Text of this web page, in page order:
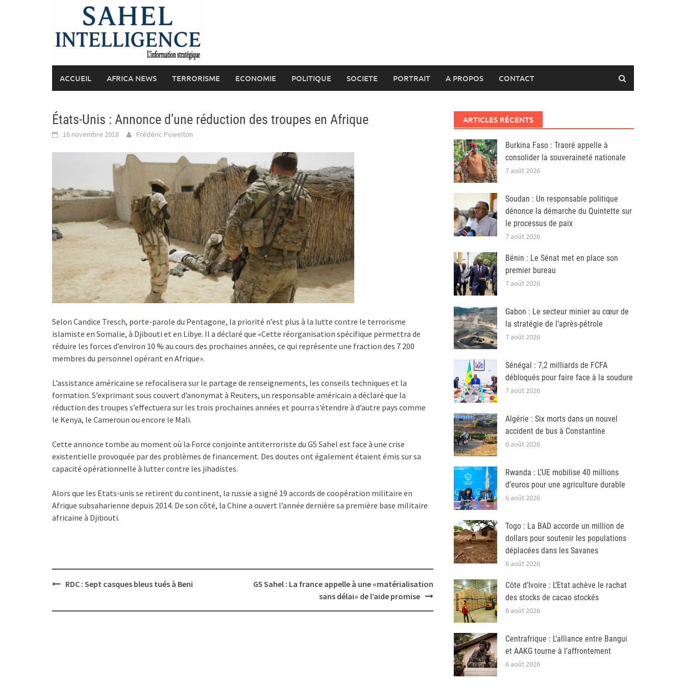
ACCUEIL AFRICA NEWS TERRORISME ECONOMIE POLITIQUE SOCIETE PORTRAIT A PROPOS CONTACT
États-Unis : Annonce d’une réduction des troupes en Afrique
16 novembre 2018 Frédéric Powelton
Selon Candice Tresch, porte-parole du Pentagone, la priorité n’est plus à la lutte contre le terrorisme
islamiste en Somalie, à Djibouti et en Libye. Il a déclaré que «Cette réorganisation spécifique permettra de
réduire les forces d’environ 10 % au cours des prochaines années, ce qui représente une fraction des 7 200
membres du personnel opérant en Afrique».
L’assistance américaine se refocalisera sur le partage de renseignements, les conseils techniques et la
formation. S’exprimant sous couvert d’anonymat à Reuters, un responsable américain a déclaré que la
réduction des troupes s’effectuera sur les trois prochaines années et pourra s‘étendre à d’autre pays comme
le Kenya, le Cameroun ou encore le Mali.
Cette annonce tombe au moment où la Force conjointe antiterroriste du G5 Sahel est face à une crise
existentielle provoquée par des problèmes de financement. Des doutes ont également étaient émis sur sa
capacité opérationnelle à lutter contre les jihadistes.
Alors que les Etats-unis se retirent du continent, la russie a signé 19 accords de coopération militaire en
Afrique subsaharienne depuis 2014. De son côté, la Chine a ouvert l’année dernière sa première base militaire
africaine à Djibouti.
PostRDC : Sept casques bleus tués à Beni
G5 Sahel : La france appelle à une «matérialisation
sans délai» de l’aide promise
ARTICLES RÉCENTS
Burkina Faso : Traoré appelle à
consolider la souveraineté nationale
7 août 2026
Soudan : Un responsable politique
dénonce la démarche du Quintette sur
le processus de paix
7 août 2026
Bénin : Le Sénat met en place son
premier bureau
7 août 2026
Gabon : Le secteur minier au cœur de
la stratégie de l’après-pétrole
7 août 2026
Sénégal : 7,2 milliards de FCFA
débloqués pour faire face à la soudure
7 août 2026
Algérie : Six morts dans un nouvel
accident de bus à Constantine
6 août 2026
Rwanda : L’UE mobilise 40 millions
d’euros pour une agriculture durable
6 août 2026
Togo : La BAD accorde un million de
dollars pour soutenir les populations
déplacées dans les Savanes
6 août 2026
Côte d’Ivoire : L’Etat achève le rachat
des stocks de cacao stockés
6 août 2026
Centrafrique : L’alliance entre Bangui
et AAKG tourne à l’affrontement
6 août 2026